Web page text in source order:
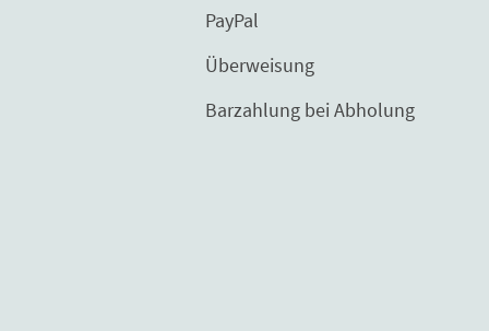
PayPal
Überweisung
Barzahlung bei Abholung